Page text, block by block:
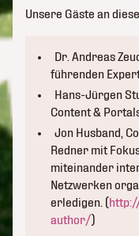
Unsere Gäste an
Dr. Andreas
führenden
Hans-Jürgen
Content &
Jon Husband,
Redner mit
miteinander
Netzwerken
erledigen. (
author/)